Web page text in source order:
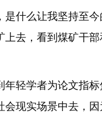
么让我坚持至今
上去，看到煤矿干
学者为论文指标
会现实场景中去，